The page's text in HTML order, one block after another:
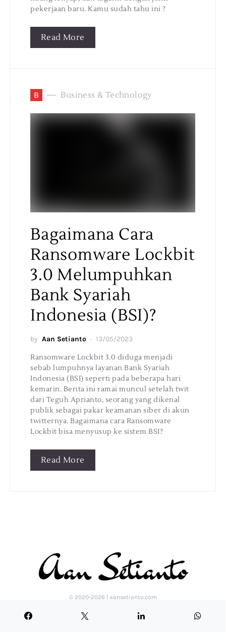
pekerjaan baru. Kamu sudah tahu ini ?
Read More
B Business & Technology
Bagaimana Cara
Ransomware Lockbit
3.0 Melumpuhkan
Bank Syariah
Indonesia (BSI)?
by Aan Setianto 13/05/2023
Ransomware Lockbit 3.0 diduga menjadi
sebab lumpuhnya layanan Bank Syariah
Indonesia (BSI) seperti pada beberapa hari
kemarin. Berita ini ramai muncul setelah twit
dari Teguh Aprianto, seorang yang dikenal
publik sebagai pakar keamanan siber di akun
twitternya. Bagaimana cara Ransomware
Lockbit bisa menyusup ke sistem BSI?
Read More
© 2020-2026 | aansetianto.com